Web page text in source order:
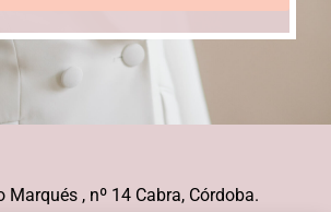
Marqués , nº 14 Cabra, Córdoba.